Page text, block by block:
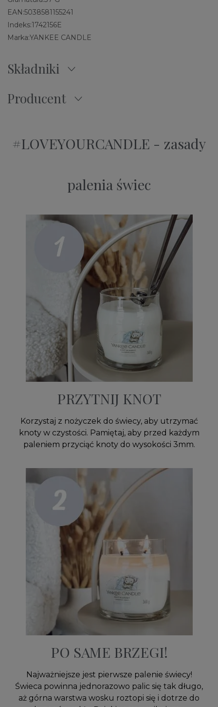
EAN:5038581155241
Indeks:1742156E
Marka:YANKEE CANDLE
Składniki
Producent
#LOVEYOURCANDLE - zasady
palenia świec
PRZYTNIJ KNOT
Korzystaj z nożyczek do świecy, aby utrzymać
knoty w czystości. Pamiętaj, aby przed każdym
paleniem przyciąć knoty do wysokości 3mm.
PO SAME BRZEGI!
Najważniejsze jest pierwsze palenie świecy!
Świeca powinna jednorazowo palic się tak długo,
aż górna warstwa wosku roztopi się i dotrze do